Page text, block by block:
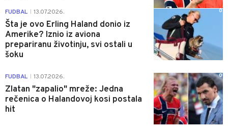
FUDBAL 13.07.2026.
Šta je ovo Erling Haland donio iz
Amerike? Iznio iz aviona
prepariranu životinju, svi ostali u
šoku
0
FUDBAL 13.07.2026.
Zlatan "zapalio" mreže: Jedna
rečenica o Halandovoj kosi postala
hit
0